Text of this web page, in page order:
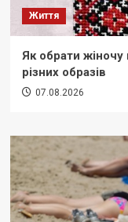
Життя
Як обрати
різних образів
07.08.2026